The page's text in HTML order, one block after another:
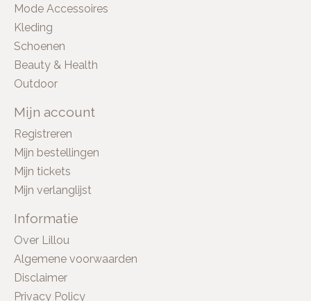
Mode Accessoires
Kleding
Schoenen
Beauty & Health
Outdoor
Mijn account
Registreren
Mijn bestellingen
Mijn tickets
Mijn verlanglijst
Informatie
Over Lillou
Algemene voorwaarden
Disclaimer
Privacy Policy